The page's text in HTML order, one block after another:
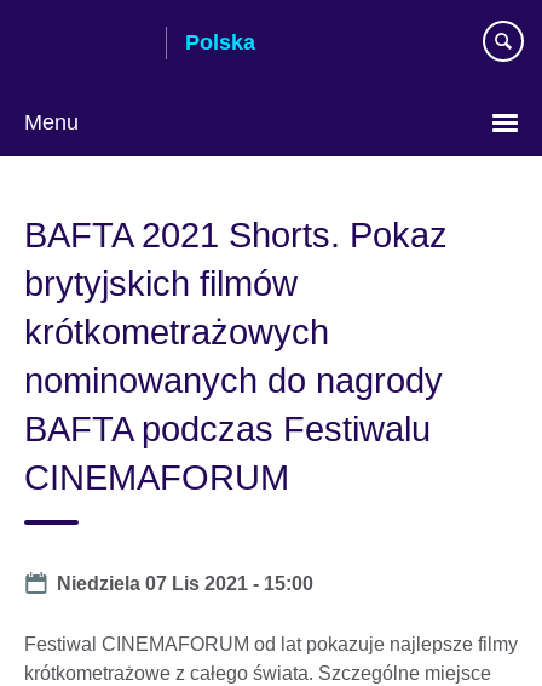
Polska
Menu
BAFTA 2021 Shorts. Pokaz
brytyjskich filmów
krótkometrażowych
nominowanych do nagrody
BAFTA podczas Festiwalu
CINEMAFORUM
Date
Niedziela 07 Lis 2021 - 15:00
Festiwal CINEMAFORUM od lat pokazuje najlepsze filmy
krótkometrażowe z całego świata. Szczególne miejsce